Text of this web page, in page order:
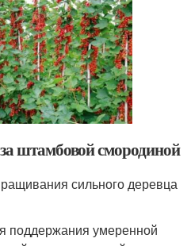
штамбовой смородиной
сильного деревца
поддержания умеренной